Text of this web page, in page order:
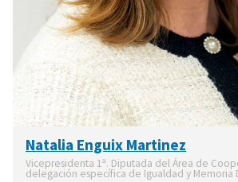
Natalia Enguix Martinez
Vicepresidenta 1ª. Diputada del Área de
delegación específica de Igualdad y Memoria